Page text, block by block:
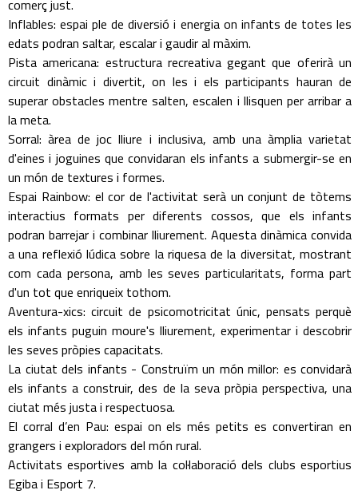
comerç just.
Inflables: espai ple de diversió i energia on infants de totes les
edats podran saltar, escalar i gaudir al màxim.
Pista americana: estructura recreativa gegant que oferirà un
circuit dinàmic i divertit, on les i els participants hauran de
superar obstacles mentre salten, escalen i llisquen per arribar a
la meta.
Sorral: àrea de joc lliure i inclusiva, amb una àmplia varietat
d'eines i joguines que convidaran els infants a submergir-se en
un món de textures i formes.
Espai Rainbow: el cor de l'activitat serà un conjunt de tòtems
interactius formats per diferents cossos, que els infants
podran barrejar i combinar lliurement. Aquesta dinàmica convida
a una reflexió lúdica sobre la riquesa de la diversitat, mostrant
com cada persona, amb les seves particularitats, forma part
d'un tot que enriqueix tothom.
Aventura-xics: circuit de psicomotricitat únic, pensats perquè
els infants puguin moure's lliurement, experimentar i descobrir
les seves pròpies capacitats.
La ciutat dels infants - Construïm un món millor: es convidarà
els infants a construir, des de la seva pròpia perspectiva, una
ciutat més justa i respectuosa.
El corral d’en Pau: espai on els més petits es convertiran en
grangers i exploradors del món rural.
Activitats esportives amb la col·laboració dels clubs esportius
Egiba i Esport 7.